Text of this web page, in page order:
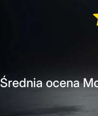
Średnia ocena